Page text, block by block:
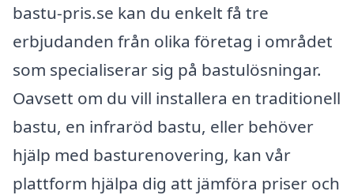
bastu-pris.se kan du enkelt få tre
erbjudanden från olika företag i området
som specialiserar sig på bastulösningar.
Oavsett om du vill installera en traditionell
bastu, en infraröd bastu, eller behöver
hjälp med basturenovering, kan vår
plattform hjälpa dig att jämföra priser och